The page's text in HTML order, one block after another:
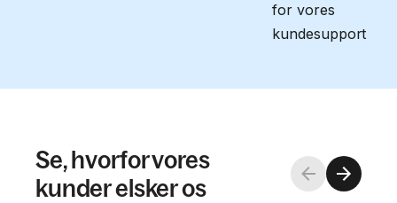
for vores
kundesupport
Se, hvorfor vores
kunder elsker os